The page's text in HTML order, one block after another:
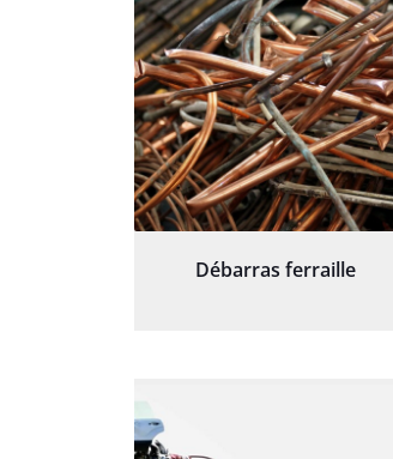
Débarras ferraille